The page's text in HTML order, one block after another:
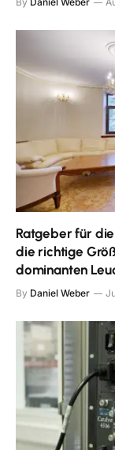
Ratgeber für
die richtige
dominanten
By Daniel Weber